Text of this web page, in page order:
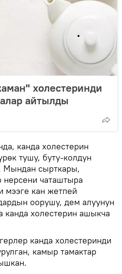
холестеринди
айтылды
канда холестерин
тушу, буту-колдун
Мындан сырткары,
чаташтыра
мээге кан жетпей
оорушу, дем алуунун
холестерин ашыкча
канда холестеринди
камыр тамактар